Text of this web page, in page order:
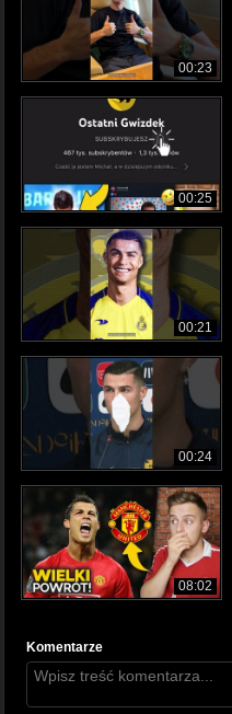
00:23
00:25
00:21
00:24
08:02
Komentarze